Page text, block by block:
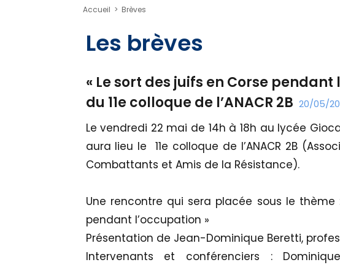
Accueil > Brèves
Les brèves
« Le sort des juifs en Corse
du 11e colloque de l’ANACR 2B 20/05/
Le vendredi 22 mai de 14h à 18h au lycée
aura lieu le 11e colloque de l’ANACR 2B
Combattants et Amis de la Résistance).
Une rencontre qui sera placée sous le thème
pendant l’occupation »
Présentation de Jean-Dominique Beretti,
Intervenants et conférenciers :